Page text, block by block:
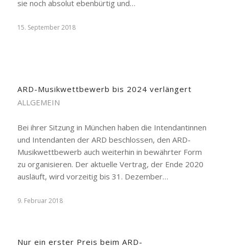
sie noch absolut ebenbürtig und…
15. September 2018
ARD-Musikwettbewerb bis 2024 verlängert
ALLGEMEIN
Bei ihrer Sitzung in München haben die Intendantinnen
und Intendanten der ARD beschlossen, den ARD-
Musikwettbewerb auch weiterhin in bewährter Form
zu organisieren. Der aktuelle Vertrag, der Ende 2020
ausläuft, wird vorzeitig bis 31. Dezember…
9. Februar 2018
Nur ein erster Preis beim ARD-